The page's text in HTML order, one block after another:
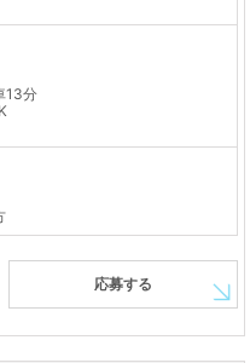
13分
応募する